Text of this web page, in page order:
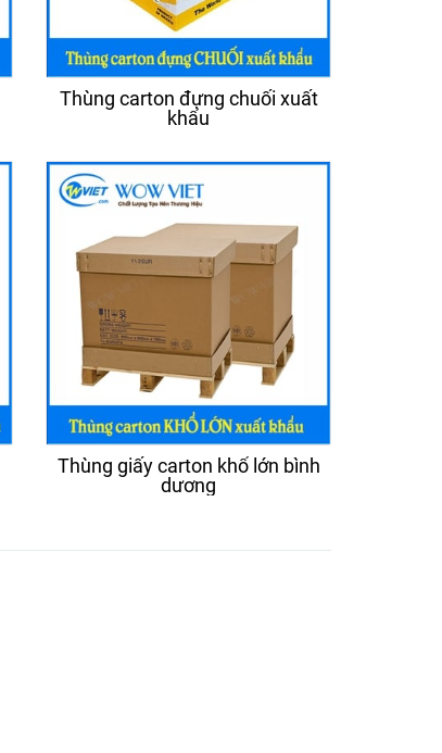
Thùng carton đựng chuối xuất
khẩu
Thùng giấy carton khổ lớn bình
dương